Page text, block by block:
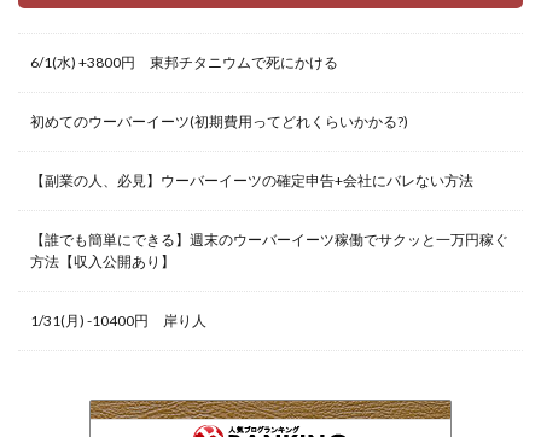
6/1(水) +3800円 東邦チタニウムで死にかける
初めてのウーバーイーツ(初期費用ってどれくらいかかる?)
【副業の人、必見】ウーバーイーツの確定申告+会社にバレない方法
【誰でも簡単にできる】週末のウーバーイーツ稼働でサクッと一万円稼ぐ
方法【収入公開あり】
1/31(月) -10400円 岸り人